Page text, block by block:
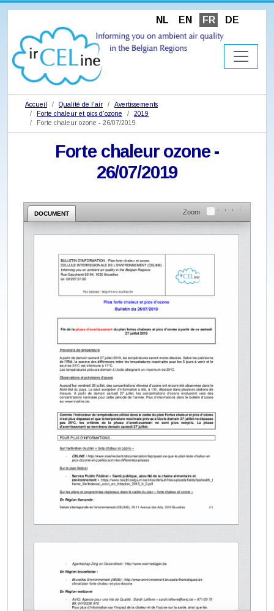
NL EN FR DE
Accueil Qualité de l'air
Avertissements
Forte chaleur et pics d'ozone
2019
Forte chaleur ozone - 26/07/2019
Forte chaleur ozone -
26/07/2019
DOCUMENT Zoom